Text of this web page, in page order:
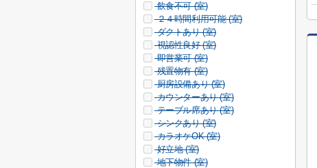
飲食不可 (室)
２４時間利用可能 (室)
ダクトあり (室)
視認性良好 (室)
即営業可 (室)
残置物有 (室)
厨房設備あり (室)
カウンターあり (室)
テーブル席あり (室)
シンクあり (室)
カラオケOK (室)
好立地 (室)
地下物件 (室)